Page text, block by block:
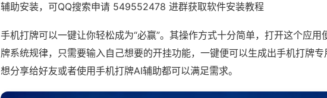
辅助安装，可QQ搜索申请 549552478 进群获取软件安装教程
手机打牌可以一键让你轻松成为“必赢”。其操作方式十分简单，打开这个应用
牌系统规律，只需要输入自己想要的开挂功能，一键便可以生成出手机打牌
想分享给好友或者使用手机打牌AI辅助都可以满足需求。